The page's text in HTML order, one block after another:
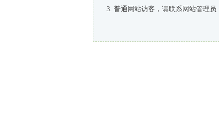
普通网站访客，请联系网站管理员